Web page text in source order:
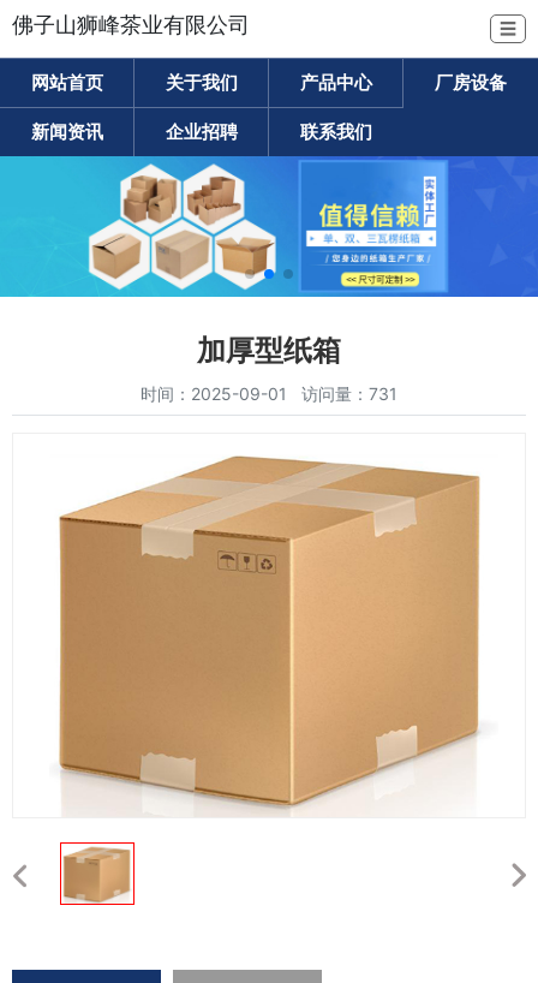
佛子山狮峰茶业有限公司 ☰
网站首页 关于我们 产品中心 厂房设备
新闻资讯 企业招聘 联系我们
加厚型纸箱
时间：2025-09-01 访问量：731